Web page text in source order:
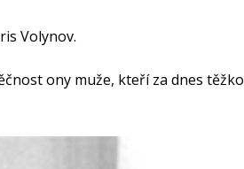
Volynov.
ony muže, kteří za dnes těžko